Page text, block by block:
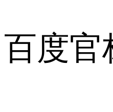
百度官